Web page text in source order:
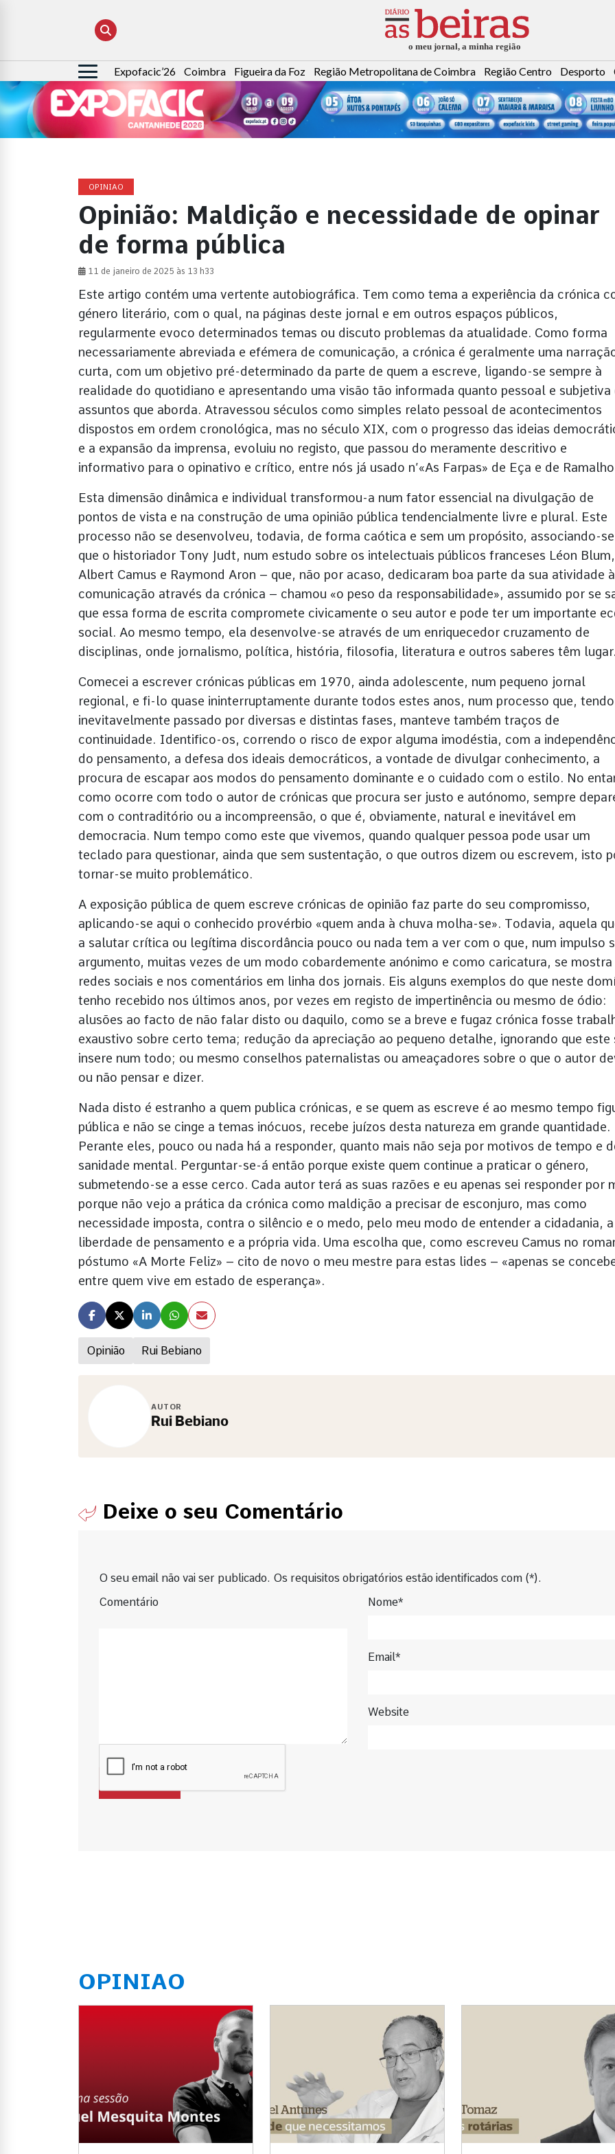
Pesquisar
por:
Expofacic’26 Coimbra Figueira da Foz Região Metropolitana de Coimbra Região Centro Desporto
OPINIAO
Opinião: Maldição e necessidade de opinar
de forma pública
11 de janeiro de 2025 às 13 h33
Opinião Rui Bebiano
AUTOR
Rui Bebiano
Este artigo contém uma vertente autobiográfica. Tem como tema a experiência da crónica
género literário, com o qual, na páginas deste jornal e em outros espaços públicos,
regularmente evoco determinados temas ou discuto problemas da atualidade. Como forma
necessariamente abreviada e efémera de comunicação, a crónica é geralmente uma
curta, com um objetivo pré-determinado da parte de quem a escreve, ligando-se sempre à
realidade do quotidiano e apresentando uma visão tão informada quanto pessoal e subjetiva
assuntos que aborda. Atravessou séculos como simples relato pessoal de acontecimentos
dispostos em ordem cronológica, mas no século XIX, com o progresso das ideias
e a expansão da imprensa, evoluiu no registo, que passou do meramente descritivo e
informativo para o opinativo e crítico, entre nós já usado n’«As Farpas» de Eça e de
Esta dimensão dinâmica e individual transformou-a num fator essencial na divulgação de
pontos de vista e na construção de uma opinião pública tendencialmente livre e plural. Este
processo não se desenvolveu, todavia, de forma caótica e sem um propósito, associando-
que o historiador Tony Judt, num estudo sobre os intelectuais públicos franceses Léon Blum,
Albert Camus e Raymond Aron – que, não por acaso, dedicaram boa parte da sua atividade à
comunicação através da crónica – chamou «o peso da responsabilidade», assumido por se
que essa forma de escrita compromete civicamente o seu autor e pode ter um importante
social. Ao mesmo tempo, ela desenvolve-se através de um enriquecedor cruzamento de
disciplinas, onde jornalismo, política, história, filosofia, literatura e outros saberes têm lugar.
Comecei a escrever crónicas públicas em 1970, ainda adolescente, num pequeno jornal
regional, e fi-lo quase ininterruptamente durante todos estes anos, num processo que, tendo
inevitavelmente passado por diversas e distintas fases, manteve também traços de
continuidade. Identifico-os, correndo o risco de expor alguma imodéstia, com a
do pensamento, a defesa dos ideais democráticos, a vontade de divulgar conhecimento, a
procura de escapar aos modos do pensamento dominante e o cuidado com o estilo. No
como ocorre com todo o autor de crónicas que procura ser justo e autónomo, sempre
com o contraditório ou a incompreensão, o que é, obviamente, natural e inevitável em
democracia. Num tempo como este que vivemos, quando qualquer pessoa pode usar um
teclado para questionar, ainda que sem sustentação, o que outros dizem ou escrevem, isto
tornar-se muito problemático.
A exposição pública de quem escreve crónicas de opinião faz parte do seu compromisso,
aplicando-se aqui o conhecido provérbio «quem anda à chuva molha-se». Todavia, aquela
a salutar crítica ou legítima discordância pouco ou nada tem a ver com o que, num impulso
argumento, muitas vezes de um modo cobardemente anónimo e como caricatura, se mostra
redes sociais e nos comentários em linha dos jornais. Eis alguns exemplos do que neste
tenho recebido nos últimos anos, por vezes em registo de impertinência ou mesmo de ódio:
alusões ao facto de não falar disto ou daquilo, como se a breve e fugaz crónica fosse
exaustivo sobre certo tema; redução da apreciação ao pequeno detalhe, ignorando que este
insere num todo; ou mesmo conselhos paternalistas ou ameaçadores sobre o que o autor
ou não pensar e dizer.
Nada disto é estranho a quem publica crónicas, e se quem as escreve é ao mesmo tempo
pública e não se cinge a temas inócuos, recebe juízos desta natureza em grande quantidade.
Perante eles, pouco ou nada há a responder, quanto mais não seja por motivos de tempo e
sanidade mental. Perguntar-se-á então porque existe quem continue a praticar o género,
submetendo-se a esse cerco. Cada autor terá as suas razões e eu apenas sei responder por
porque não vejo a prática da crónica como maldição a precisar de esconjuro, mas como
necessidade imposta, contra o silêncio e o medo, pelo meu modo de entender a cidadania, a
liberdade de pensamento e a própria vida. Uma escolha que, como escreveu Camus no
póstumo «A Morte Feliz» – cito de novo o meu mestre para estas lides – «apenas se
entre quem vive em estado de esperança».
Deixe o seu Comentário
O seu email não vai ser publicado. Os requisitos obrigatórios estão identificados com (*).
Comentário
Nome*
Email*
Website
OPINIAO